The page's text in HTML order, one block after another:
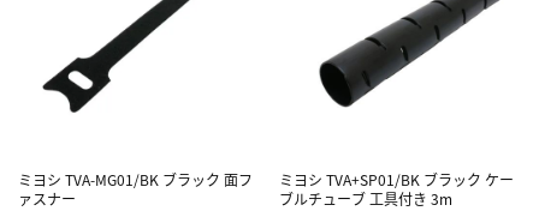
ミヨシ TVA-MG01/BK ブラック 面フ
ァスナー
ミヨシ TVA+SP01/BK ブラック ケー
ブルチューブ 工具付き 3m